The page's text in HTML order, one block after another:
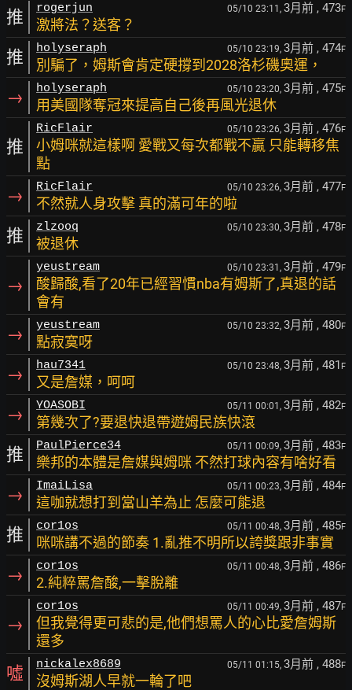
推 rogerjun 05/10 23:11, 3月前 , 473F
激將法？送客？
推 holyseraph 05/10 23:19, 3月前 , 474F
別騙了，姆斯會肯定硬撐到2028洛杉磯奧運，
→ holyseraph 05/10 23:20, 3月前 , 475F
用美國隊奪冠來提高自己後再風光退休
推
RicFlair 05/10 23:26, 3月前 , 476F
小姆咪就這樣啊 愛戰又每次都戰不贏 只能轉移焦
點
→ RicFlair 05/10 23:26, 3月前 , 477F
不然就人身攻擊 真的滿可年的啦
推 zlzooq 05/10 23:30, 3月前 , 478F
被退休
→
yeustream 05/10 23:31, 3月前 , 479F
酸歸酸,看了20年已經習慣nba有姆斯了,真退的話
會有
→ yeustream 05/10 23:32, 3月前 , 480F
點寂寞呀
→ hau7341 05/10 23:48, 3月前 , 481 F
又是詹媒，呵呵
→ YOASOBI 05/11 00:01, 3月前 , 482F
第幾次了?要退快退帶遊姆民族快滾
推 PaulPierce34 05/11 00:09, 3月前 , 483F
樂邦的本體是詹媒與姆咪 不然打球內容有啥好看
→ ImaiLisa 05/11 00:23, 3月前 , 484F
這咖就想打到當山羊為止 怎麼可能退
推 cor1os 05/11 00:48, 3月前 , 485F
咪咪講不過的節奏 1.亂推不明所以誇獎跟非事實
→ cor1os 05/11 00:48, 3月前 , 486F
2.純粹罵詹酸,一擊脫離
→
cor1os 05/11 00:49, 3月前 , 487F
但我覺得更可悲的是,他們想罵人的心比愛詹姆斯
還多
噓 nickalex8689 05/11 01:15, 3月前 , 488F
沒姆斯湖人早就一輪了吧